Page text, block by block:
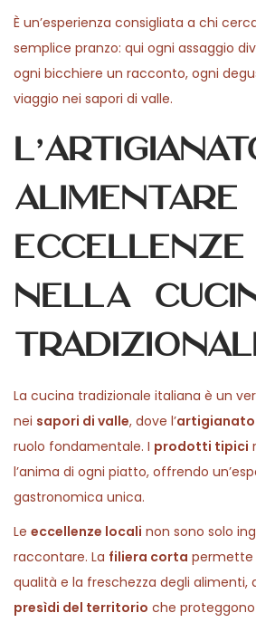
È un’esperienza consigliata a chi
semplice pranzo: qui ogni assaggio
ogni bicchiere un racconto, ogni
viaggio nei sapori di valle.
nella
La cucina tradizionale italiana è un
nei sapori di valle, dove l’
ruolo fondamentale. I prodotti tipici
l’anima di ogni piatto, offrendo
gastronomica unica.
Le eccellenze locali non sono solo
raccontare. La filiera corta permette
qualità e la freschezza degli alimenti,
presìdi del territorio che